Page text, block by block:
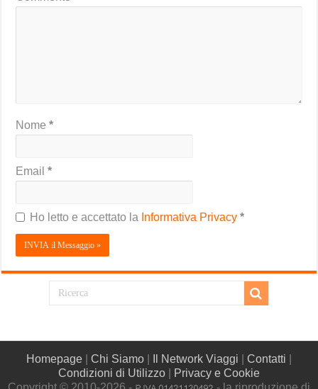
Nome*
Email*
Ho letto e accettato la Informativa Privacy*
Homepage Chi Siamo Il Network Viaggi Contatti
Condizioni di Utilizzo
Privacy e Cookie